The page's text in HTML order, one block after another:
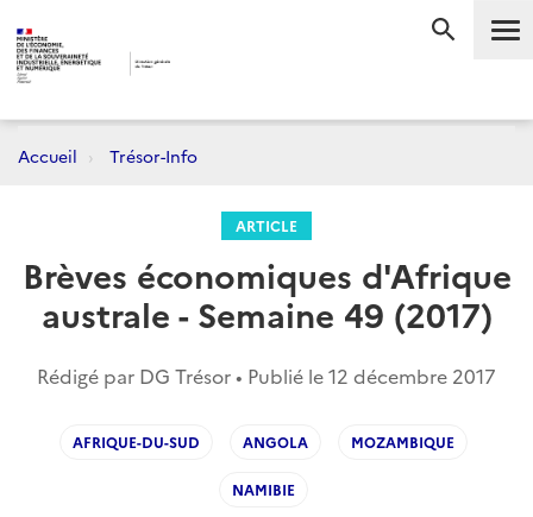
Accueil Trésor-Info
ARTICLE
Brèves économiques d'Afrique
australe - Semaine 49 (2017)
Rédigé par DG Trésor • Publié le12 décembre 2017
AFRIQUE-DU-SUD ANGOLA MOZAMBIQUE
NAMIBIE